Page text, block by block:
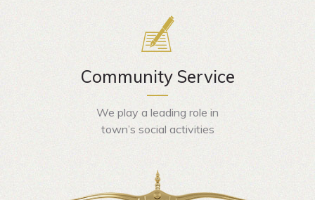
Community Service
We play a leading role in
town’s social activities